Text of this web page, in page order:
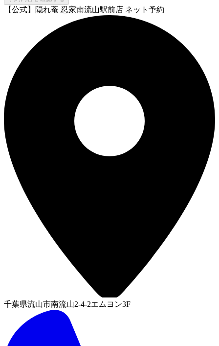
【公式】隠れ菴 忍家南流山駅前店 ネット予約
千葉県流山市南流山2-4-2エムヨン3F